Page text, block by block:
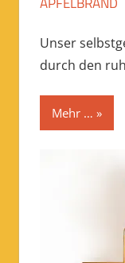
Unser
durch den
Mehr …